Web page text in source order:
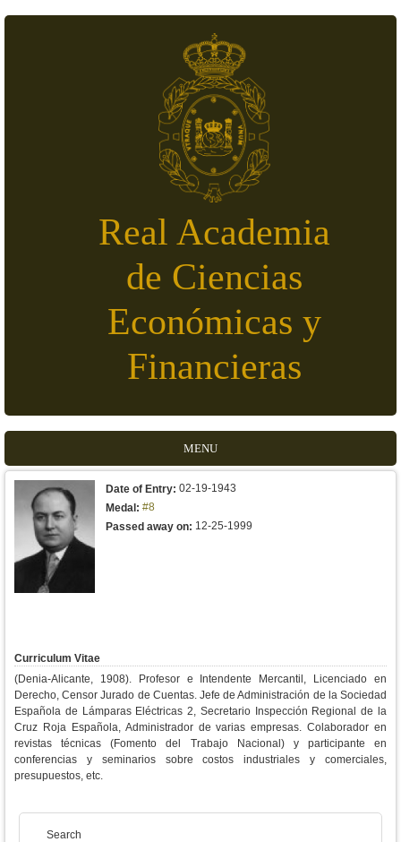
Real Academia
de Ciencias
Económicas y
Financieras
MENU
Date of Entry: 02-19-1943
Medal: #8
Passed away on: 12-25-1999
Curriculum Vitae
(Denia-Alicante, 1908). Profesor e Intendente Mercantil, Licenciado en
Derecho, Censor Jurado de Cuentas. Jefe de Administración de la Sociedad
Española de Lámparas Eléctricas 2, Secretario Inspección Regional de la
Cruz Roja Española, Administrador de varias empresas. Colaborador en
revistas técnicas (Fomento del Trabajo Nacional) y participante en
conferencias y seminarios sobre costos industriales y comerciales,
presupuestos, etc.
Search